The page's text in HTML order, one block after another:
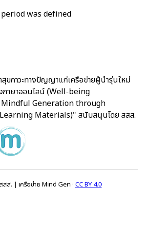
was defined
ขภาวะทางปัญญาแก่เครือข่ายผู้นำรุ่นใหม่
ภาษาออนไลน์ (Well-being
Generation through
Materials)" สนับสนุนโดย สสส.
ส. | เครือข่าย Mind Gen · CC BY 4.0